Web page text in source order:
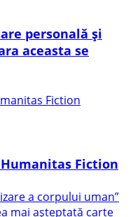
personală și
aceasta se
Fiction